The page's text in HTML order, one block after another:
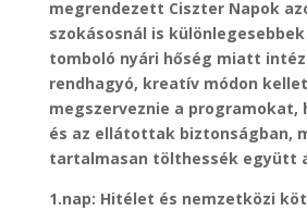
megrendezett Ciszter Napok
szokásosnál is
tomboló nyári hőség miatt
rendhagyó, kreatív módon
megszerveznie a programokat,
és az ellátottak biztonságban,
tartalmasan tölthessék együtt
1.nap: Hitélet és nemzetközi